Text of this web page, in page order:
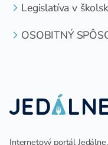
Legislatíva v
OSOBITNÝ
Internetový portál